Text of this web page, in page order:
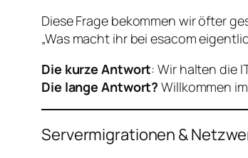
Diese Frage bekommen wir öfter
„Was macht ihr bei esacom
Die kurze Antwort: Wir halten die
Die lange Antwort? Willkommen
Servermigrationen &